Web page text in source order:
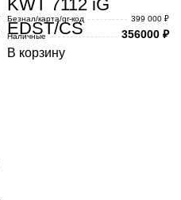
KWT 7112 iG
EDST/CS
Безнал/карта/qr-код
399 000 ₽
Наличные
356000 ₽
В корзину